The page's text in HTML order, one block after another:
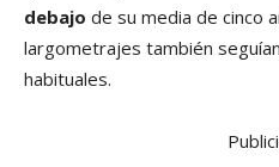
debajo de su media de cinco
largometrajes también
habituales.